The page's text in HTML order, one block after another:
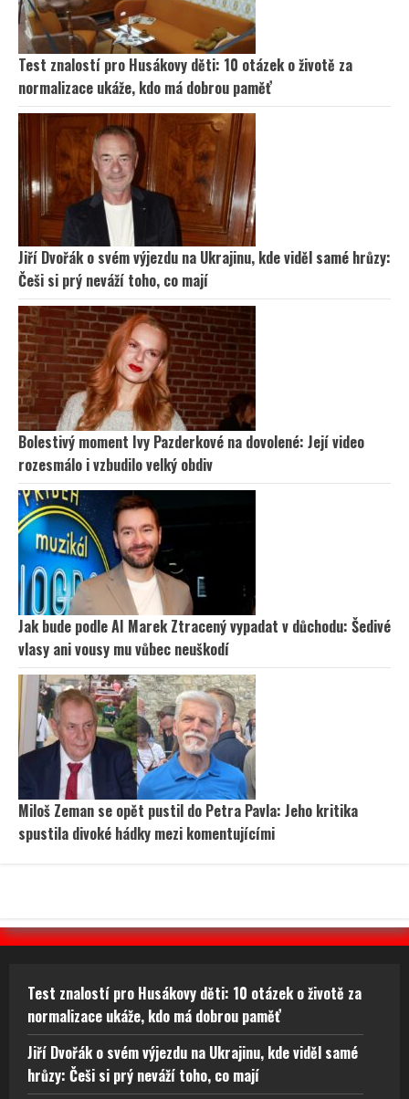
Test znalostí pro Husákovy děti: 10 otázek o životě za
normalizace ukáže, kdo má dobrou paměť
Jiří Dvořák o svém výjezdu na Ukrajinu, kde viděl samé hrůzy:
Češi si prý neváží toho, co mají
Bolestivý moment Ivy Pazderkové na dovolené: Její video
rozesmálo i vzbudilo velký obdiv
Jak bude podle AI Marek Ztracený vypadat v důchodu: Šedivé
vlasy ani vousy mu vůbec neuškodí
Miloš Zeman se opět pustil do Petra Pavla: Jeho kritika
spustila divoké hádky mezi komentujícími
Test znalostí pro Husákovy děti: 10 otázek o životě za
normalizace ukáže, kdo má dobrou paměť
Jiří Dvořák o svém výjezdu na Ukrajinu, kde viděl samé
hrůzy: Češi si prý neváží toho, co mají